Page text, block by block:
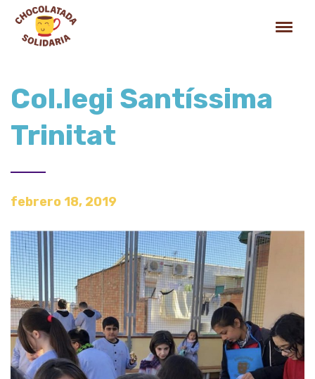
Col.legi Santíssima
Trinitat
febrero 18, 2019